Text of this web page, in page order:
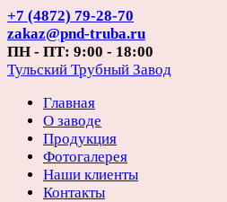
Перейти
к
содержанию
+7 (4872) 79-28-70
zakaz@pnd-truba.ru
ПН - ПТ: 9:00 - 18:00
Тульский Трубный Завод
Главная
О заводе
Продукция
Фотогалерея
Наши клиенты
Контакты